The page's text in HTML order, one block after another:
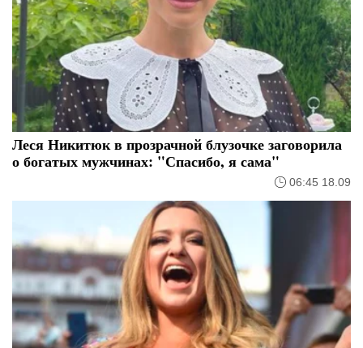
Леся Никитюк в прозрачной блузочке заговорила
о богатых мужчинах: "Спасибо, я сама"
06:45 18.09